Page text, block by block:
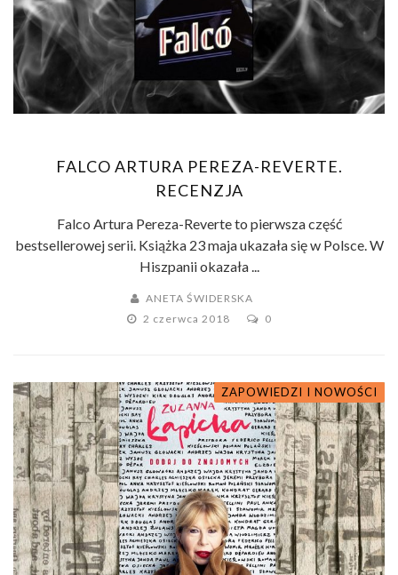
FALCO ARTURA PEREZA-REVERTE.
RECENZJA
Falco Artura Pereza-Reverte to pierwsza część
bestsellerowej serii. Książka 23 maja ukazała się w Polsce. W
Hiszpanii okazała ...
ANETA ŚWIDERSKA
2 czerwca 2018
0
ZAPOWIEDZI I NOWOŚCI